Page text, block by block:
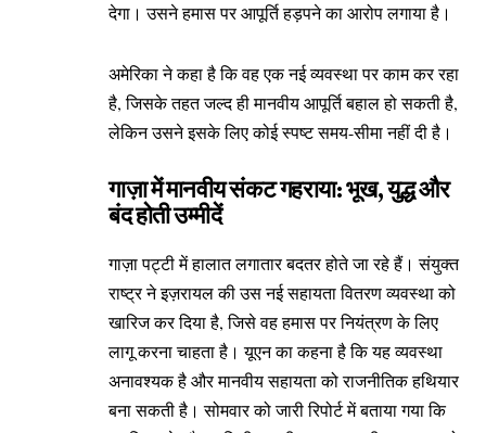
देगा। उसने हमास पर आपूर्ति हड़पने का आरोप लगाया है।
अमेरिका ने कहा है कि वह एक नई व्यवस्था पर काम कर रहा
है, जिसके तहत जल्द ही मानवीय आपूर्ति बहाल हो सकती है,
लेकिन उसने इसके लिए कोई स्पष्ट समय-सीमा नहीं दी है।
गाज़ा में मानवीय संकट गहराया: भूख, युद्ध और
बंद होती उम्मीदें
गाज़ा पट्टी में हालात लगातार बदतर होते जा रहे हैं। संयुक्त
राष्ट्र ने इज़रायल की उस नई सहायता वितरण व्यवस्था को
खारिज कर दिया है, जिसे वह हमास पर नियंत्रण के लिए
लागू करना चाहता है। यूएन का कहना है कि यह व्यवस्था
अनावश्यक है और मानवीय सहायता को राजनीतिक हथियार
बना सकती है। सोमवार को जारी रिपोर्ट में बताया गया कि